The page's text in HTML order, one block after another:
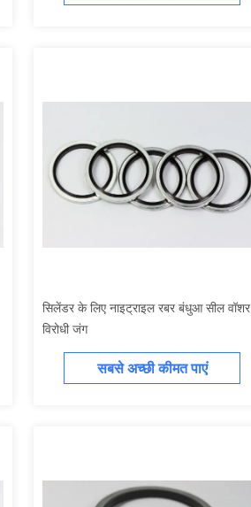
सिलेंडर के लिए नाइट्राइल रबर बंधुआ सील वॉशर
विरोधी जंग
सबसे अच्छी कीमत पाएं